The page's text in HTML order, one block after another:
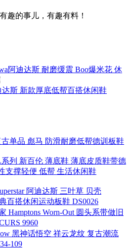
趣的事儿，有趣有料！
阿迪达斯 耐磨缓震 Boo爆米花 休
达斯 新款厚底低帮百搭休闲鞋
古单品 彪马 防滑耐磨低帮德训板鞋
系列 新百伦 薄底鞋 薄底皮质鞋带德
支撑轻便 低帮 生活休闲鞋
阿迪达斯 三叶草 贝壳
百搭休闲运动板鞋 DS0026
Hamptons Worn-Out 圆头系带做旧
9960
黑神话悟空 祥云龙纹 复古潮流
109